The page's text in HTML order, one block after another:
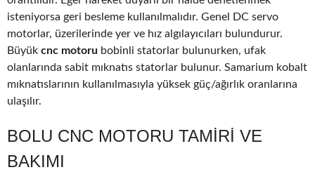
isteniyorsa geri besleme kullanılmalıdır. Genel DC servo
motorlar, üzerilerinde yer ve hız algılayıcıları bulundurur.
Büyük cnc motoru bobinli statorlar bulunurken, ufak
olanlarında sabit mıknatıs statorlar bulunur. Samarium kobalt
mıknatıslarının kullanılmasıyla yüksek güç/ağırlık oranlarına
ulaşılır.
BOLU CNC MOTORU TAMIRI VE
BAKIMI